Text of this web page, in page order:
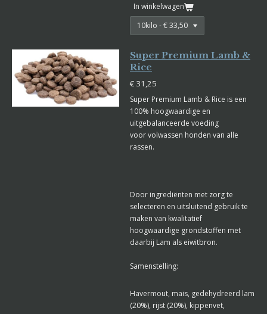
In winkelwagen
Super Premium Lamb &
Rice
€ 31,25
Super Premium Lamb & Rice is een
100% hoogwaardige en
uitgebalanceerde voeding
voor volwassen honden van alle
rassen.
Door ingrediënten met zorg te
selecteren en uitsluitend gebruik te
maken van kwalitatief
hoogwaardige grondstoffen met
daarbij Lam als eiwitbron.
Samenstelling:
Havermout, mais, gedehydreerd lam
(20%), rijst (20%), kippenvet,